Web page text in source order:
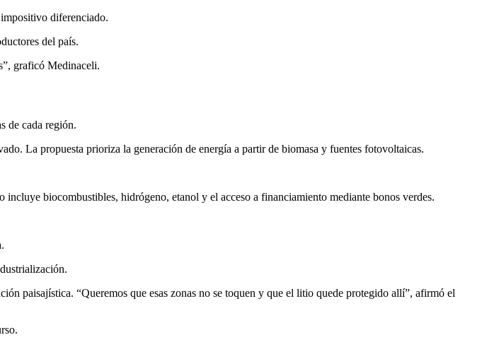
diferenciado.
del país.
graficó Medinaceli.
de cada región.
La propuesta prioriza la generación de energía a partir de biomasa y fuentes fotovoltaicas.
biocombustibles, hidrógeno, etanol y el acceso a financiamiento mediante bonos verdes.
paisajística. “Queremos que esas zonas no se toquen y que el litio quede protegido allí”, afirmó el